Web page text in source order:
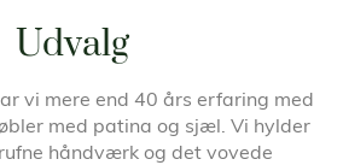
Udvalg
vi mere end 40 års erfaring med
med patina og sjæl. Vi hylder
håndværk og det vovede